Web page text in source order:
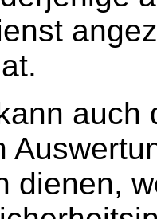
auch
dienen,